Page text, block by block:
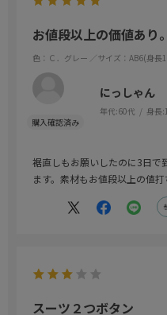
お値段以上の価値あり。
色：Ｃ．グレー ／サイズ：AB6(身
にっしゃん
年代:60代 身長:
裾直しもお願いしたのに3日で
ます。素材もお値段以上の値打
スーツ２つボタン